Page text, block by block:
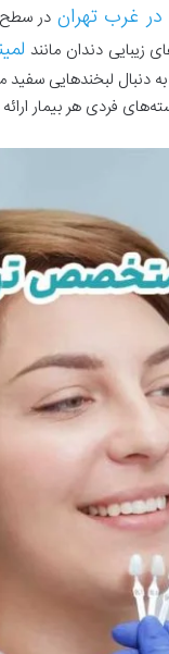
در غرب تهران در سطح
زیبایی دندان مانند
به دنبال لبخندهایی
فردی هر بیمار